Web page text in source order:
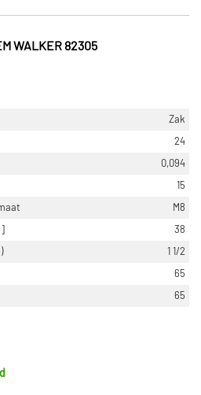
WALKER 82305
Zak
24
0,094
15
M8
38
1 1/2
65
65